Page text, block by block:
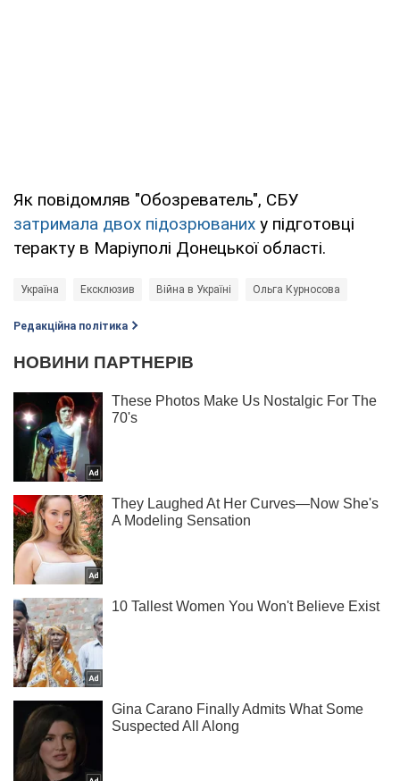
Як повідомляв "Обозреватель", СБУ
затримала двох підозрюваних у підготовці
теракту в Маріуполі Донецької області.
Україна Ексклюзив Війна в Україні Ольга Курносова
Редакційна політика